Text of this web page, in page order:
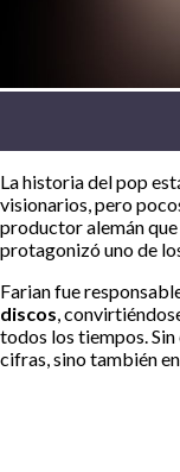
La historia del pop
visionarios, pero
productor alemán
protagonizó uno de
Farian fue
discos,
todos los tiempos.
cifras, sino también